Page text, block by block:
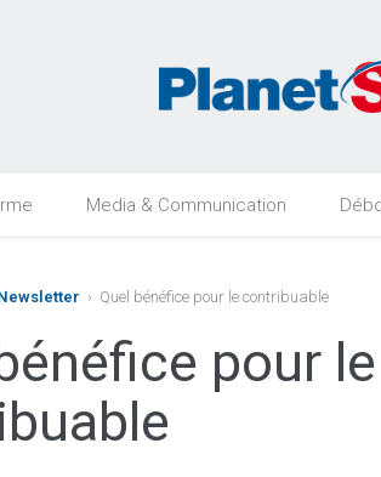
Media & Communication
› Quel bénéfice pour le contribuable
pour le